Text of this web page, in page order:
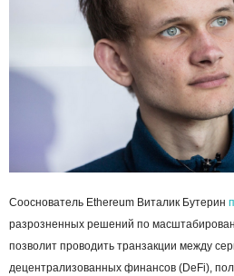
Сооснователь Ethereum Виталик Бутерин
разрозненных решений по
позволит проводить транзакции между
децентрализованных финансов (DeFi),